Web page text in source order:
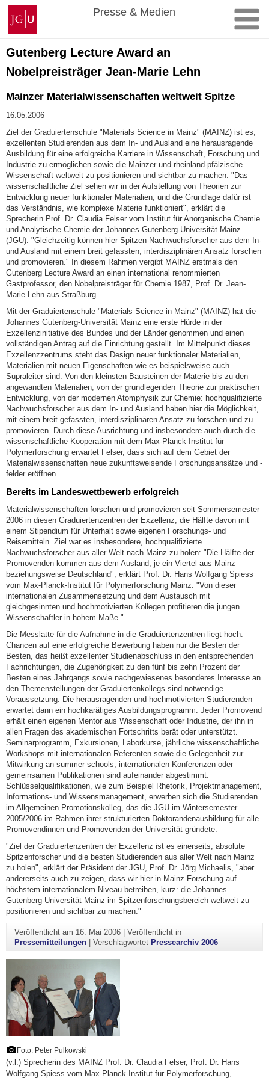
Zum
Inhalt
springen
Johannes
Gutenberg-
Universität
Mainz
Presse & Medien
Gutenberg Lecture Award an
Nobelpreisträger Jean-Marie Lehn
Mainzer Materialwissenschaften weltweit Spitze
16.05.2006
Ziel der Graduiertenschule "Materials Science in Mainz" (MAINZ) ist es,
exzellenten Studierenden aus dem In- und Ausland eine herausragende
Ausbildung für eine erfolgreiche Karriere in Wissenschaft, Forschung und
Industrie zu ermöglichen sowie die Mainzer und rheinland-pfälzische
Wissenschaft weltweit zu positionieren und sichtbar zu machen: "Das
wissenschaftliche Ziel sehen wir in der Aufstellung von Theorien zur
Entwicklung neuer funktionaler Materialien, und die Grundlage dafür ist
das Verständnis, wie komplexe Materie funktioniert", erklärt die
Sprecherin Prof. Dr. Claudia Felser vom Institut für Anorganische Chemie
und Analytische Chemie der Johannes Gutenberg-Universität Mainz
(JGU). "Gleichzeitig können hier Spitzen-Nachwuchsforscher aus dem In-
und Ausland mit einem breit gefassten, interdisziplinären Ansatz forschen
und promovieren." In diesem Rahmen vergibt MAINZ erstmals den
Gutenberg Lecture Award an einen international renommierten
Gastprofessor, den Nobelpreisträger für Chemie 1987, Prof. Dr. Jean-
Marie Lehn aus Straßburg.
Mit der Graduiertenschule "Materials Science in Mainz" (MAINZ) hat die
Johannes Gutenberg-Universität Mainz eine erste Hürde in der
Exzellenzinitiative des Bundes und der Länder genommen und einen
vollständigen Antrag auf die Einrichtung gestellt. Im Mittelpunkt dieses
Exzellenzzentrums steht das Design neuer funktionaler Materialien,
Materialien mit neuen Eigenschaften wie es beispielsweise auch
Supraleiter sind. Von den kleinsten Bausteinen der Materie bis zu den
angewandten Materialien, von der grundlegenden Theorie zur praktischen
Entwicklung, von der modernen Atomphysik zur Chemie: hochqualifizierte
Nachwuchsforscher aus dem In- und Ausland haben hier die Möglichkeit,
mit einem breit gefassten, interdisziplinären Ansatz zu forschen und zu
promovieren. Durch diese Ausrichtung und insbesondere auch durch die
wissenschaftliche Kooperation mit dem Max-Planck-Institut für
Polymerforschung erwartet Felser, dass sich auf dem Gebiet der
Materialwissenschaften neue zukunftsweisende Forschungsansätze und -
felder eröffnen.
Bereits im Landeswettbewerb erfolgreich
Materialwissenschaften forschen und promovieren seit Sommersemester
2006 in diesen Graduiertenzentren der Exzellenz, die Hälfte davon mit
einem Stipendium für Unterhalt sowie eigenen Forschungs- und
Reisemitteln. Ziel war es insbesondere, hochqualifizierte
Nachwuchsforscher aus aller Welt nach Mainz zu holen: "Die Hälfte der
Promovenden kommen aus dem Ausland, je ein Viertel aus Mainz
beziehungsweise Deutschland", erklärt Prof. Dr. Hans Wolfgang Spiess
vom Max-Planck-Institut für Polymerforschung Mainz. "Von dieser
internationalen Zusammensetzung und dem Austausch mit
gleichgesinnten und hochmotivierten Kollegen profitieren die jungen
Wissenschaftler in hohem Maße."
Die Messlatte für die Aufnahme in die Graduiertenzentren liegt hoch.
Chancen auf eine erfolgreiche Bewerbung haben nur die Besten der
Besten, das heißt exzellenter Studienabschluss in den entsprechenden
Fachrichtungen, die Zugehörigkeit zu den fünf bis zehn Prozent der
Besten eines Jahrgangs sowie nachgewiesenes besonderes Interesse an
den Themenstellungen der Graduiertenkollegs sind notwendige
Voraussetzung. Die herausragenden und hochmotivierten Studierenden
erwartet dann ein hochkarätiges Ausbildungsprogramm. Jeder Promovend
erhält einen eigenen Mentor aus Wissenschaft oder Industrie, der ihn in
allen Fragen des akademischen Fortschritts berät oder unterstützt.
Seminarprogramm, Exkursionen, Laborkurse, jährliche wissenschaftliche
Workshops mit internationalen Referenten sowie die Gelegenheit zur
Mitwirkung an summer schools, internationalen Konferenzen oder
gemeinsamen Publikationen sind aufeinander abgestimmt.
Schlüsselqualifikationen, wie zum Beispiel Rhetorik, Projektmanagement,
Informations- und Wissensmanagement, erwerben sich die Studierenden
im Allgemeinen Promotionskolleg, das die JGU im Wintersemester
2005/2006 im Rahmen ihrer strukturierten Doktorandenausbildung für alle
Promovendinnen und Promovenden der Universität gründete.
"Ziel der Graduiertenzentren der Exzellenz ist es einerseits, absolute
Spitzenforscher und die besten Studierenden aus aller Welt nach Mainz
zu holen", erklärt der Präsident der JGU, Prof. Dr. Jörg Michaelis, "aber
andererseits auch zu zeigen, dass wir hier in Mainz Forschung auf
höchstem internationalem Niveau betreiben, kurz: die Johannes
Gutenberg-Universität Mainz im Spitzenforschungsbereich weltweit zu
positionieren und sichtbar zu machen."
Veröffentlicht am 16. Mai 2006| Veröffentlicht in
Pressemitteilungen| Verschlagwortet Pressearchiv 2006
Foto: Peter Pulkowski
(v.l.) Sprecherin des MAINZ Prof. Dr. Claudia Felser, Prof. Dr. Hans
Wolfgang Spiess vom Max-Planck-Institut für Polymerforschung,